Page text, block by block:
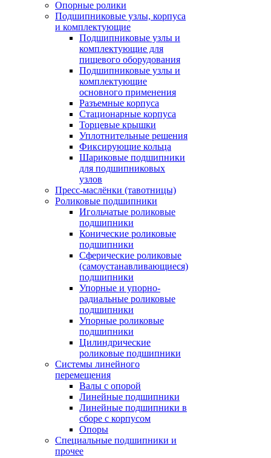
Опорные ролики
Подшипниковые узлы, корпуса
и комплектующие
Подшипниковые узлы и
комплектующие для
пищевого оборудования
Подшипниковые узлы и
комплектующие
основного применения
Разъемные корпуса
Стационарные корпуса
Торцевые крышки
Уплотнительные решения
Фиксирующие кольца
Шариковые подшипники
для подшипниковых
узлов
Пресс-маслёнки (тавотницы)
Роликовые подшипники
Игольчатые роликовые
подшипники
Конические роликовые
подшипники
Сферические роликовые
(самоустанавливающиеся)
подшипники
Упорные и упорно-
радиальные роликовые
подшипники
Упорные роликовые
подшипники
Цилиндрические
роликовые подшипники
Системы линейного
перемещения
Валы с опорой
Линейные подшипники
Линейные подшипники в
сборе с корпусом
Опоры
Специальные подшипники и
прочее